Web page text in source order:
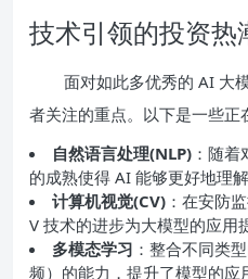
技术引领的投资热
面对如此多优秀的 AI 大
者关注的重点。以下是一些正
自然语言处理(NLP) ：随
的成熟使得 AI 能够更好地理
计算机视觉(CV) ：在安防
V 技术的进步为大模型的应用
多模态学习 ：整合不同类
频）的能力，提升了模型的应